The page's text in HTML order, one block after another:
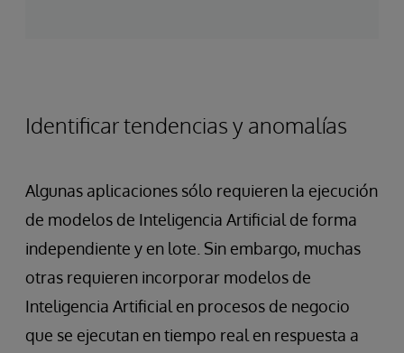
Identificar tendencias y anomalías
Algunas aplicaciones sólo requieren la ejecución
de modelos de Inteligencia Artificial de forma
independiente y en lote. Sin embargo, muchas
otras requieren incorporar modelos de
Inteligencia Artificial en procesos de negocio
que se ejecutan en tiempo real en respuesta a